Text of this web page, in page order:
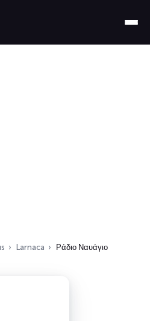
Larnaca Ράδιο Ναυάγιο